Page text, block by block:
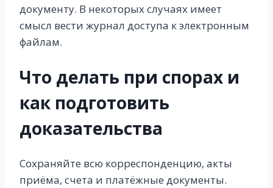
документу. В некоторых случаях имеет
смысл вести журнал доступа к электронным
файлам.
Что делать при спорах и
как подготовить
доказательства
Сохраняйте всю корреспонденцию, акты
приёма, счета и платёжные документы.